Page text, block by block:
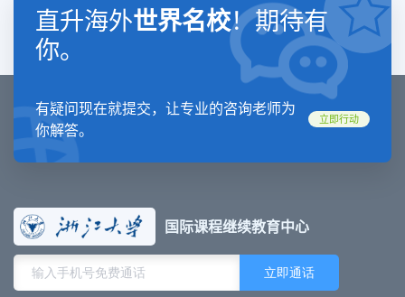
直升海外世界名校！期待有
你。
有疑问现在就提交，让专业的咨询老师为
你解答。
立即行动
国际课程继续教育中心